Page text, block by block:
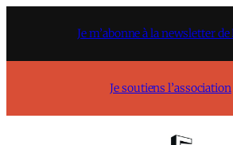
Je m’abonne à la newsletter
Je soutiens l’association